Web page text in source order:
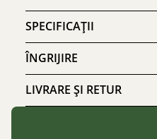
SPECIFICAȚII
ÎNGRIJIRE
LIVRARE ȘI RETUR